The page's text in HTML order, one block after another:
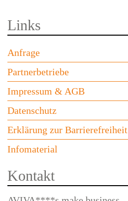
Links
Anfrage
Partnerbetriebe
Impressum & AGB
Datenschutz
Erklärung zur Barrierefreiheit
Infomaterial
Kontakt